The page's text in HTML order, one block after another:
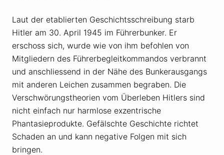
Laut der etablierten Geschichtsschreibung starb
Hitler am 30. April 1945 im Führerbunker. Er
erschoss sich, wurde wie von ihm befohlen von
Mitgliedern des Führerbegleitkommandos verbrannt
und anschliessend in der Nähe des Bunkerausgangs
mit anderen Leichen zusammen begraben. Die
Verschwörungstheorien vom Überleben Hitlers sind
nicht einfach nur harmlose exzentrische
Phantasieprodukte. Gefälschte Geschichte richtet
Schaden an und kann negative Folgen mit sich
bringen.